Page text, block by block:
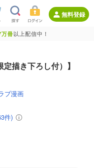
無料登録
冊以上配信中！
描き下ろし付）】
ブ漫画
件)